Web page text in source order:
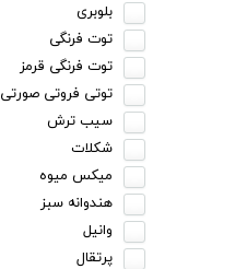
بلوبری
توت فرنگی
توت فرنگی قرمز
توتی فروتی صورتی
سیب ترش
شکلات
میکس میوه
هندوانه سبز
وانیل
پرتقال